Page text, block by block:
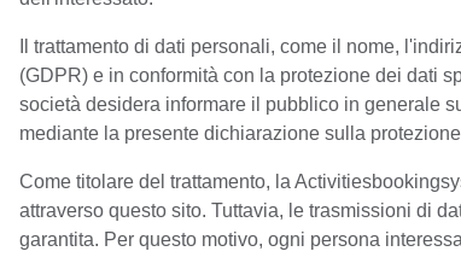
Il trattamento di dati personali, come il nome,
(GDPR) e in conformità con la protezione dei dati
società desidera informare il pubblico in generale
mediante la presente dichiarazione sulla
Come titolare del trattamento, la
attraverso questo sito. Tuttavia, le trasmissioni di
garantita. Per questo motivo, ogni persona